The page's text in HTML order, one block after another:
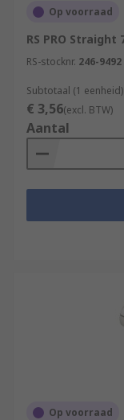
Op voorraad
RS PRO
RS-stocknr. 246-9492
Subtotaal (1 eenheid)
€ 3,56(excl. BTW)
Aantal
Op voorraad